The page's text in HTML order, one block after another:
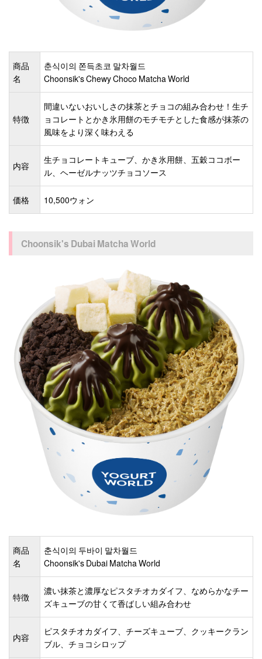
商品
名
춘식이의 쫀득초코 말차월드
Choonsik's Chewy Choco Matcha World
特徴
間違いないおいしさの抹茶とチョコの組み合わせ！生チ
ョコレートとかき氷用餅のモチモチとした食感が抹茶の
風味をより深く味わえる
内容
生チョコレートキューブ、かき氷用餅、五穀ココボー
ル、ヘーゼルナッツチョコソース
価格 10,500ウォン
Choonsik's Dubai Matcha World
商品
名
춘식이의 두바이 말차월드
Choonsik's Dubai Matcha World
特徴
濃い抹茶と濃厚なピスタチオカダイフ、なめらかなチー
ズキューブの甘くて香ばしい組み合わせ
内容
ピスタチオカダイフ、チーズキューブ、クッキークラン
ブル、チョコシロップ